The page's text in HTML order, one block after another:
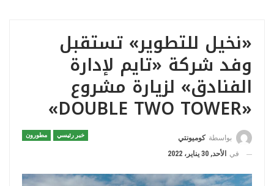
«نخيل للتطوير» تستقبل
وفد شركة «تايم لإدارة
الفنادق» لزيارة مشروع
«DOUBLE TWO TOWER»
خبر رئيسي مطورون بواسطة كوميونتي
في
الأحد, 30 يناير، 2022